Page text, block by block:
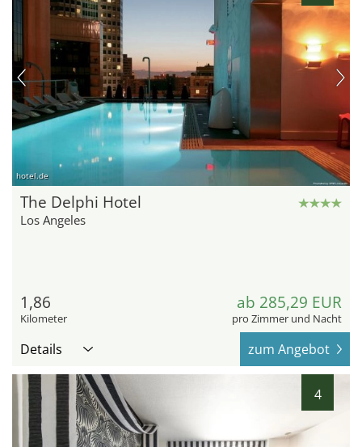
hotel.de
The Delphi Hotel
Los Angeles
1,86
Kilometer
ab 285,29 EUR
pro Zimmer und Nacht
Details zum Angebot
4